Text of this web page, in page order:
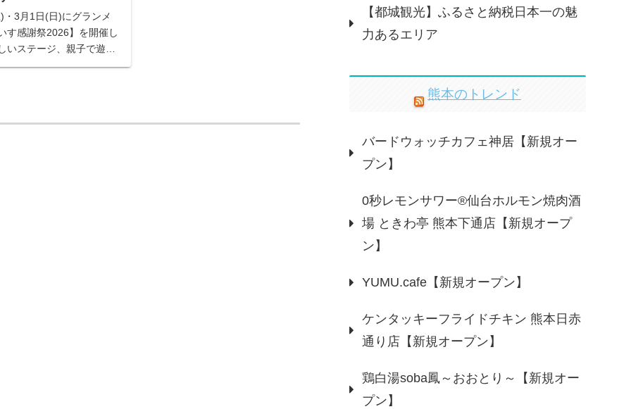
3月1日(日)にグランメ
す感謝祭2026】を開催し
いステージ、親子で遊べ
くさん。入場無料。イベ
【都城観光】ふるさと納税日本一の魅
力あるエリア
熊本のトレンド
バードウォッチカフェ神居【新規オー
プン】
0秒レモンサワー®仙台ホルモン焼肉酒
場 ときわ亭 熊本下通店【新規オープ
ン】
YUMU.cafe【新規オープン】
ケンタッキーフライドチキン 熊本日赤
通り店【新規オープン】
鶏白湯soba鳳～おおとり～【新規オー
プン】